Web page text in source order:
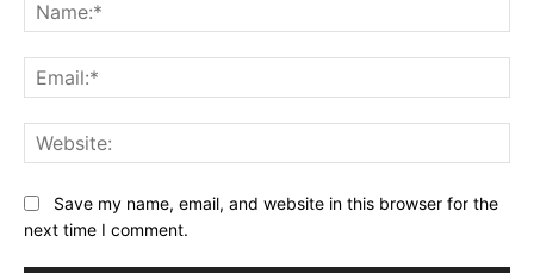
Save my name, email, and website in this browser for the
next time I comment.